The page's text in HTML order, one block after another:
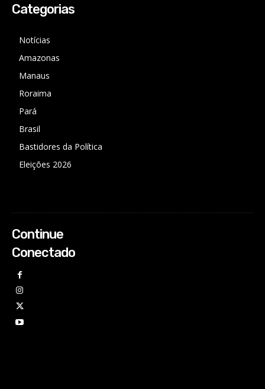
Categorias
Notícias
Amazonas
Manaus
Roraima
Pará
Brasil
Bastidores da Política
Eleições 2026
Continue
Conectado